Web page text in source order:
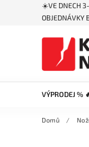
☀️VE DNECH
OBJEDNÁVKY
VÝPRODEJ %
Domů /